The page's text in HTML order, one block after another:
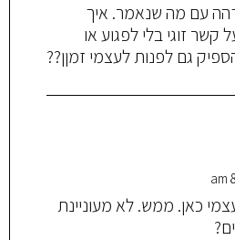
עם מה שנאמר. איך
זוגי בלי לפגוע או
גם לפנות לעצמי זמןן??
כאן. ממש. לא מעוניינת